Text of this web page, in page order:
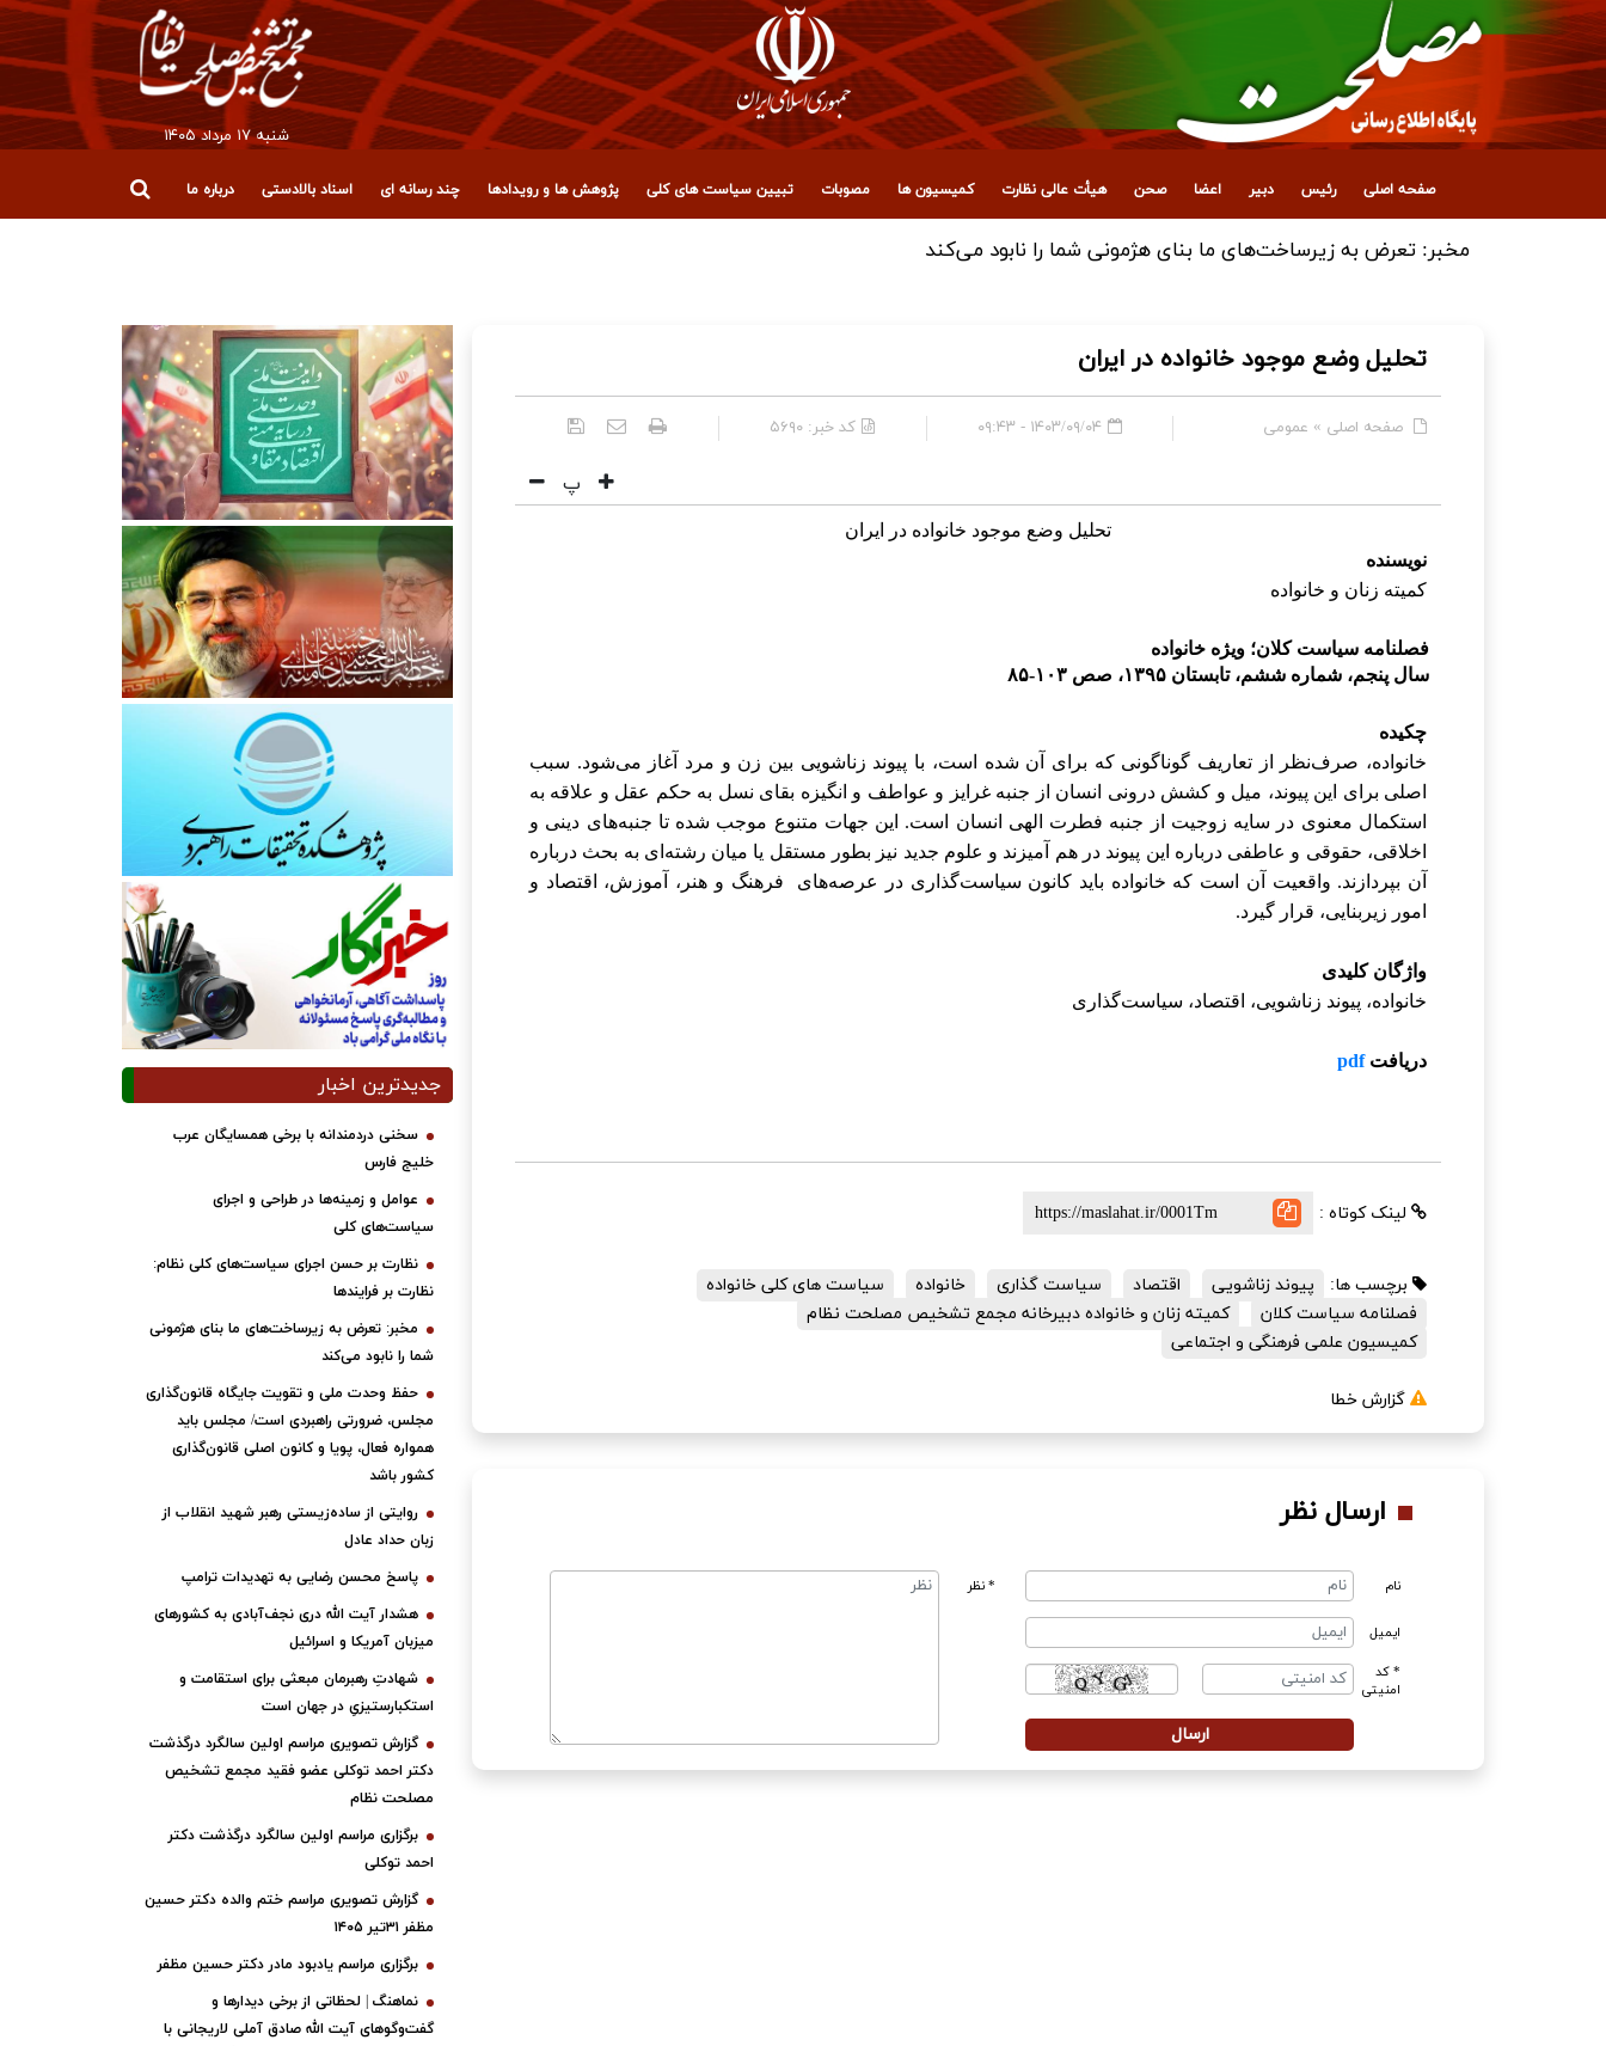
شنبه ۱۷ مرداد ۱۴۰۵
صفحه اصلی رئیس دبیر اعضا صحن هیأت عالی نظارت کمیسیون ها مصوبات تبیین سیاست های کلی پژوهش ها و رویدادها چند رسانه ای اسناد بالادستی درباره ما
انتصاب معاون جدید اداری، مالی و پشتیبانی مجمع تشخیص مصلحت نظام
تحلیل وضع موجود خانواده در ایران
صفحه اصلی » عمومی ۱۴۰۳/۰۹/۰۴ - ۰۹:۴۳ کد خبر: ۵۶۹۰
پ
تحلیل وضع موجود خانواده در ایران
نویسنده
کمیته زنان و خانواده
فصلنامه سیاست کلان؛ ویژه خانواده
سال پنجم، شماره ششم، تابستان ۱۳۹۵، صص ۱۰۳-۸۵
چکیده
خانواده، صرف‌نظر از تعاریف گوناگونی که برای آن شده است، با پیوند زناشویی بین زن و مرد آغاز می‌شود. سبب
اصلی برای این پیوند، میل و کشش درونی انسان از جنبه غرایز و عواطف و انگیزه بقای نسل به حکم عقل و علاقه به
استکمال معنوی در سایه زوجیت از جنبه فطرت الهی انسان است. این جهات متنوع موجب شده تا جنبه‌های دینی و
اخلاقی، حقوقی و عاطفی درباره این پیوند در هم آمیزند و علوم جدید نیز بطور مستقل یا میان رشته‌ای به بحث درباره
آن بپردازند. واقعیت آن است که خانواده باید کانون سیاست‌گذاری در عرصه‌های فرهنگ و هنر، آموزش، اقتصاد و
امور زیربنایی، قرار گیرد.
واژگان کلیدی
خانواده، پیوند زناشویی، اقتصاد، سیاست‌گذاری
دریافتpdf
لینک کوتاه :
برچسب ها: پیوند زناشویی اقتصاد سیاست گذاری خانواده
سیاست های کلی خانواده
فصلنامه سیاست کلان
کمیته زنان و خانواده دبیرخانه مجمع تشخیص مصلحت نظام
کمیسیون علمی فرهنگی و اجتماعی
گزارش خطا
ارسال نظر
نام
ایمیل
* کد
امنیتی
* نظر
جدیدترین اخبار
سخنی دردمندانه با برخی همسایگان عرب
خلیج فارس
عوامل و زمینه‌ها در طراحی و اجرای
سیاست‌های کلی
نظارت بر حسن اجرای سیاست‌های کلی نظام:
نظارت بر فرایندها
مخبر: تعرض به زیرساخت‌های ما بنای هژمونی
شما را نابود می‌کند
حفظ وحدت ملی و تقویت جایگاه قانون‌گذاری
مجلس، ضرورتی راهبردی است/ مجلس باید
همواره فعال، پویا و کانون اصلی قانون‌گذاری
کشور باشد
روایتی از ساده‌زیستی رهبر شهید انقلاب از
زبان حداد عادل
پاسخ محسن رضایی به تهدیدات ترامپ
هشدار آیت الله دری نجف‌آبادی به کشورهای
میزبان آمریکا و اسرائیل
شهادتِ رهبرمان مبعثی برای استقامت و
استکبارستیزیِ در جهان است
گزارش تصویری مراسم اولین سالگرد درگذشت
دکتر احمد توکلی عضو فقید مجمع تشخیص
مصلحت نظام
برگزاری مراسم اولین سالگرد درگذشت دکتر
احمد توکلی
گزارش تصویری مراسم ختم والده دکتر حسین
مظفر ۳۱تیر ۱۴۰۵
برگزاری مراسم یادبود مادر دکتر حسین مظفر
نماهنگ | لحظاتی از برخی دیدارها و
گفت‌وگوهای آیت ‌الله صادق آملی لاریجانی با